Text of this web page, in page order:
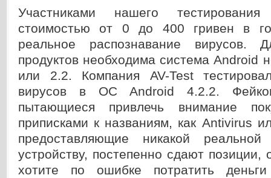
Участниками нашего
стоимостью от 0 до 400 гривен в
реальное распознавание вирусов.
продуктов необходима система Android
или 2.2. Компания AV-Test
вирусов в ОС Android 4.2.2.
пытающиеся привлечь внимание
приписками к названиям, как Antivirus
предоставляющие никакой
устройству, постепенно сдают
хотите по ошибке потратить